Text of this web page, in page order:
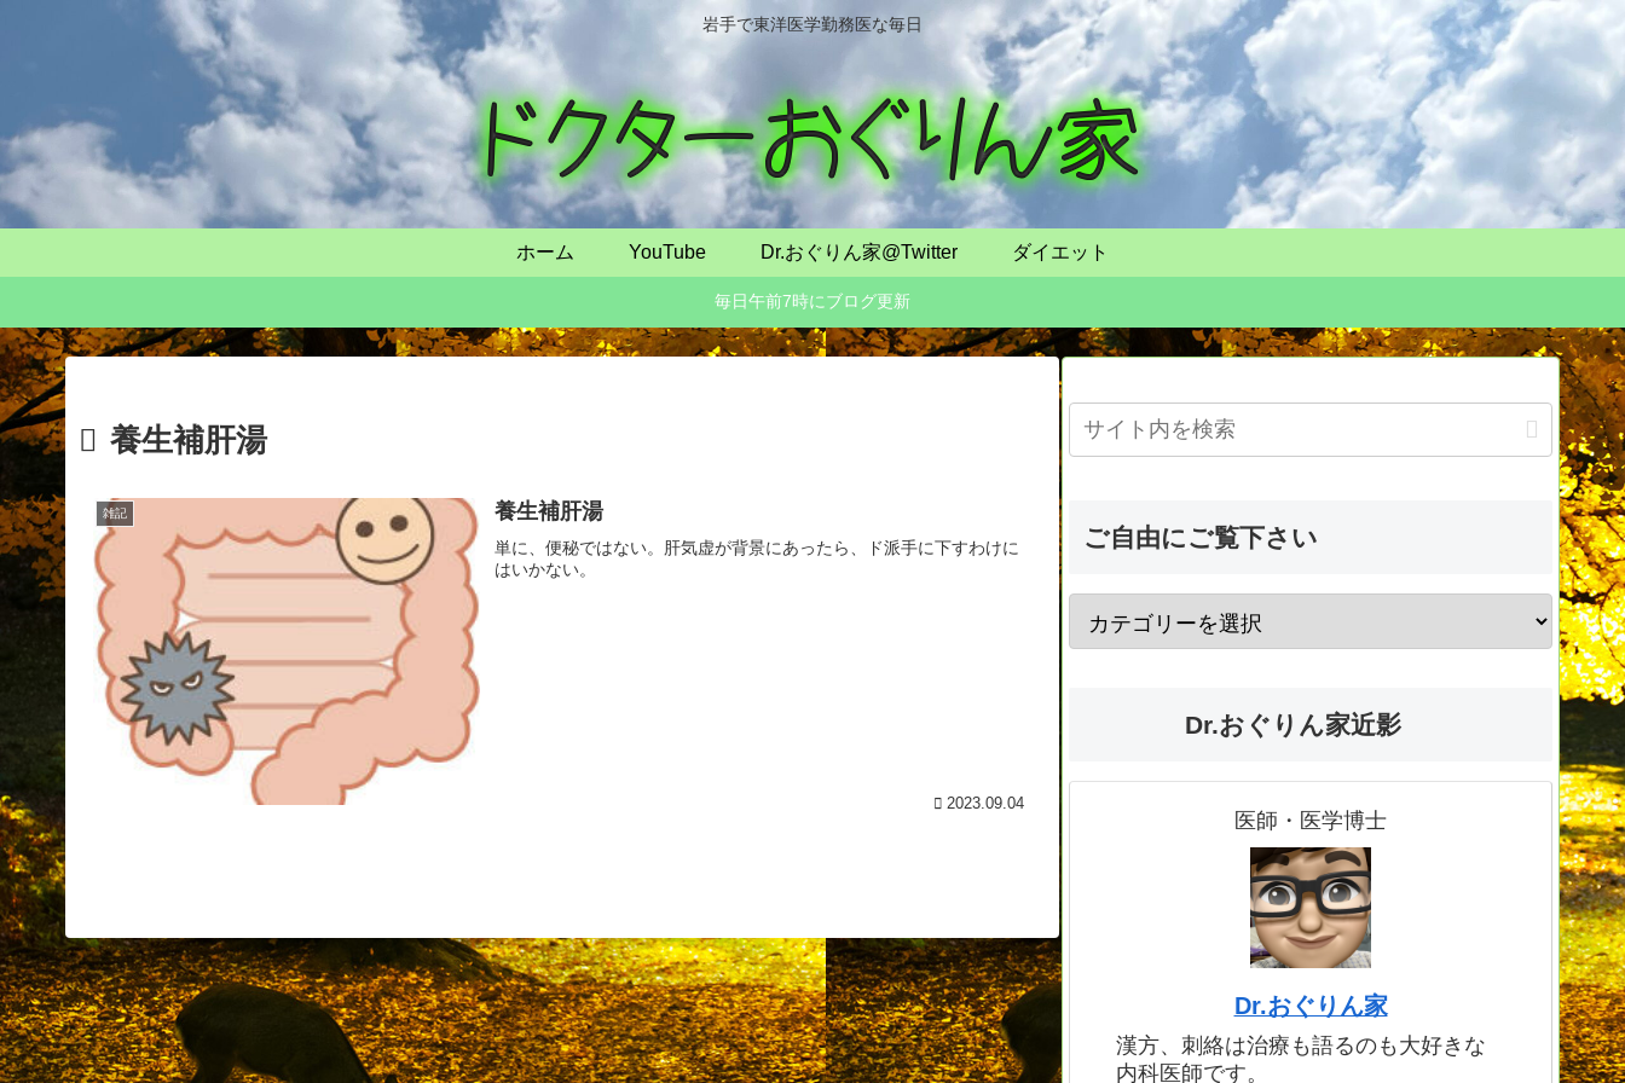
岩手で東洋医学勤務医な毎日
ホーム YouTube Dr.おぐりん家@Twitter ダイエット
毎日午前7時にブログ更新
養生補肝湯
雑記 養生補肝湯
単に、便秘ではない。肝気虚が背景にあったら、ド派手に下すわけに
はいかない。
2023.09.04
ご自由にご覧下さい
Dr.おぐりん家近影
医師・医学博士
Dr.おぐりん家
漢方、刺絡は治療も語るのも大好きな
内科医師です。